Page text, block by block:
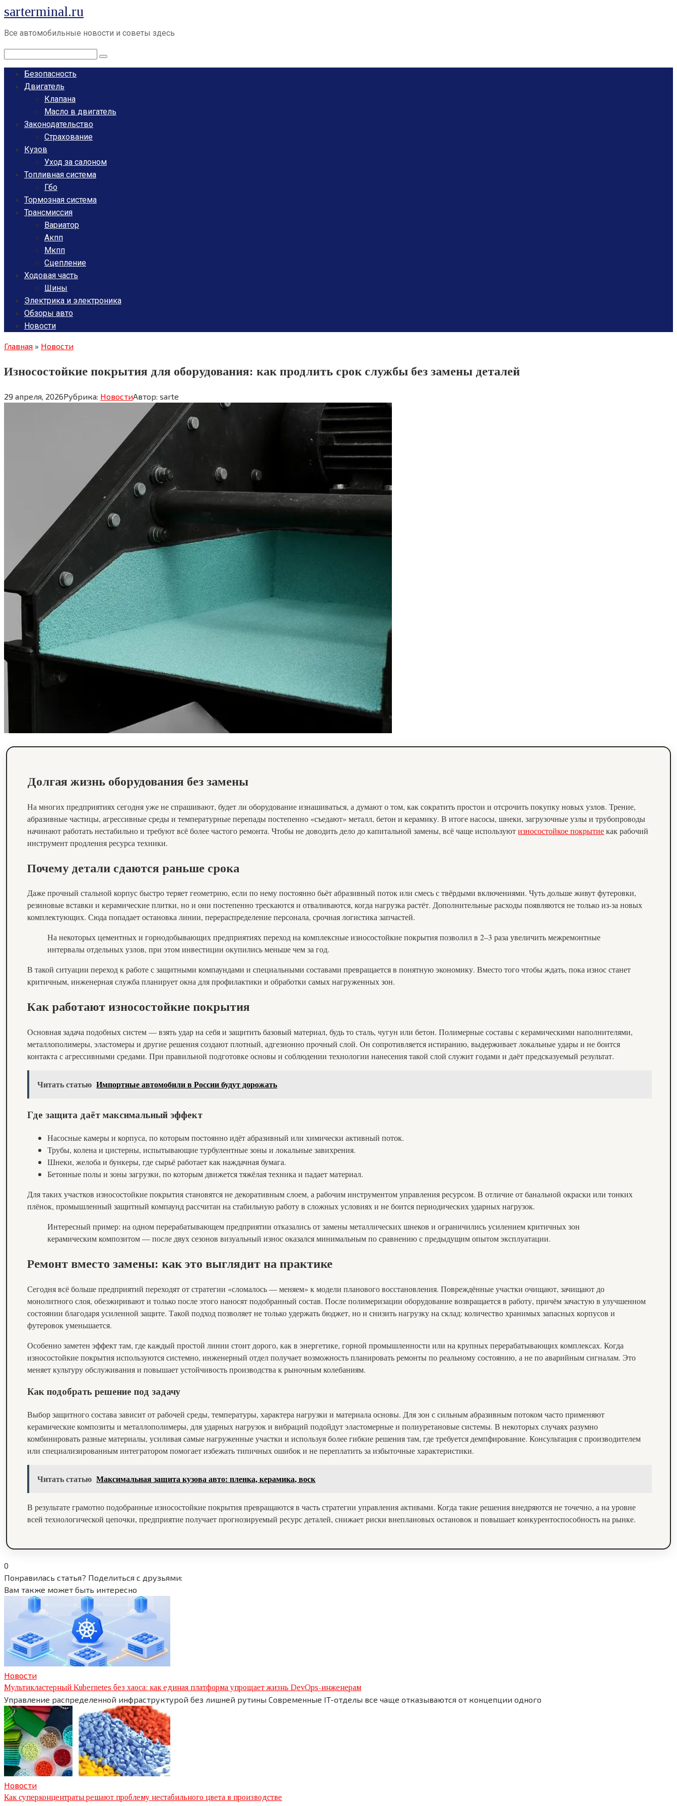
Перейти
к
контенту
sarterminal.ru
Все автомобильные новости и советы здесь
Поиск:
Безопасность
Двигатель
Клапана
Масло в двигатель
Законодательство
Страхование
Кузов
Уход за салоном
Топливная система
Гбо
Тормозная система
Трансмиссия
Вариатор
Акпп
Мкпп
Сцепление
Ходовая часть
Шины
Электрика и электроника
Обзоры авто
Новости
Главная » Новости
Износостойкие покрытия для оборудования: как продлить срок службы без замены деталей
29 апреля, 2026Рубрика: НовостиАвтор: sarte
Долгая жизнь оборудования без замены
На многих предприятиях сегодня уже не спрашивают, будет ли оборудование изнашиваться, а думают о том, как сократить простои и отсрочить покупку новых узлов. Трение,
абразивные частицы, агрессивные среды и температурные перепады постепенно «съедают» металл, бетон и керамику. В итоге насосы, шнеки, загрузочные узлы и трубопроводы
начинают работать нестабильно и требуют всё более частого ремонта. Чтобы не доводить дело до капитальной замены, всё чаще используютизносостойкое покрытиекак рабочий
инструмент продления ресурса техники.
Почему детали сдаются раньше срока
Даже прочный стальной корпус быстро теряет геометрию, если по нему постоянно бьёт абразивный поток или смесь с твёрдыми включениями. Чуть дольше живут футеровки,
резиновые вставки и керамические плитки, но и они постепенно трескаются и отваливаются, когда нагрузка растёт. Дополнительные расходы появляются не только из-за новых
комплектующих. Сюда попадает остановка линии, перераспределение персонала, срочная логистика запчастей.
На некоторых цементных и горнодобывающих предприятиях переход на комплексные износостойкие покрытия позволил в 2–3 раза увеличить межремонтные
интервалы отдельных узлов, при этом инвестиции окупились меньше чем за год.
В такой ситуации переход к работе с защитными компаундами и специальными составами превращается в понятную экономику. Вместо того чтобы ждать, пока износ станет
критичным, инженерная служба планирует окна для профилактики и обработки самых нагруженных зон.
Как работают износостойкие покрытия
Основная задача подобных систем — взять удар на себя и защитить базовый материал, будь то сталь, чугун или бетон. Полимерные составы с керамическими наполнителями,
металлополимеры, эластомеры и другие решения создают плотный, адгезионно прочный слой. Он сопротивляется истиранию, выдерживает локальные удары и не боится
контакта с агрессивными средами. При правильной подготовке основы и соблюдении технологии нанесения такой слой служит годами и даёт предсказуемый результат.
Читать статью Импортные автомобили в России будут дорожать
Где защита даёт максимальный эффект
Насосные камеры и корпуса, по которым постоянно идёт абразивный или химически активный поток.
Трубы, колена и цистерны, испытывающие турбулентные зоны и локальные завихрения.
Шнеки, желоба и бункеры, где сырьё работает как наждачная бумага.
Бетонные полы и зоны загрузки, по которым движется тяжёлая техника и падает материал.
Для таких участков износостойкие покрытия становятся не декоративным слоем, а рабочим инструментом управления ресурсом. В отличие от банальной окраски или тонких
плёнок, промышленный защитный компаунд рассчитан на стабильную работу в сложных условиях и не боится периодических ударных нагрузок.
Интересный пример: на одном перерабатывающем предприятии отказались от замены металлических шнеков и ограничились усилением критичных зон
керамическим композитом — после двух сезонов визуальный износ оказался минимальным по сравнению с предыдущим опытом эксплуатации.
Ремонт вместо замены: как это выглядит на практике
Сегодня всё больше предприятий переходят от стратегии «сломалось — меняем» к модели планового восстановления. Повреждённые участки очищают, зачищают до
монолитного слоя, обезжиривают и только после этого наносят подобранный состав. После полимеризации оборудование возвращается в работу, причём зачастую в улучшенном
состоянии благодаря усиленной защите. Такой подход позволяет не только удержать бюджет, но и снизить нагрузку на склад: количество хранимых запасных корпусов и
футеровок уменьшается.
Особенно заметен эффект там, где каждый простой линии стоит дорого, как в энергетике, горной промышленности или на крупных перерабатывающих комплексах. Когда
износостойкие покрытия используются системно, инженерный отдел получает возможность планировать ремонты по реальному состоянию, а не по аварийным сигналам. Это
меняет культуру обслуживания и повышает устойчивость производства к рыночным колебаниям.
Как подобрать решение под задачу
Выбор защитного состава зависит от рабочей среды, температуры, характера нагрузки и материала основы. Для зон с сильным абразивным потоком часто применяют
керамические композиты и металлополимеры, для ударных нагрузок и вибраций подойдут эластомерные и полиуретановые системы. В некоторых случаях разумно
комбинировать разные материалы, усиливая самые нагруженные участки и используя более гибкие решения там, где требуется демпфирование. Консультация с производителем
или специализированным интегратором помогает избежать типичных ошибок и не переплатить за избыточные характеристики.
Читать статью Максимальная защита кузова авто: пленка, керамика, воск
В результате грамотно подобранные износостойкие покрытия превращаются в часть стратегии управления активами. Когда такие решения внедряются не точечно, а на уровне
всей технологической цепочки, предприятие получает прогнозируемый ресурс деталей, снижает риски внеплановых остановок и повышает конкурентоспособность на рынке.
0
Понравилась статья? Поделиться с друзьями:
Вам также может быть интересно
Новости
Мультикластерный Kubernetes без хаоса: как единая платформа упрощает жизнь DevOps-инженерам
Управление распределенной инфраструктурой без лишней рутины Современные IT-отделы все чаще отказываются от концепции одного
Новости
Как суперконцентраты решают проблему нестабильного цвета в производстве